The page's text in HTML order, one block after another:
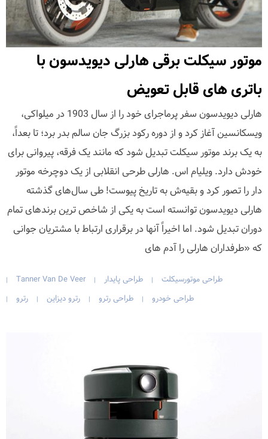
موتور سیکلت برقی هارلی دیویدسون با
باتری های قابل تعویض
هارلی دیویدسون سفر پرماجرای خود را از سال 1903 در میلواکی،
ویسکانسین آغاز کرد و از دوره رکود بزرگ جان سالم بدر برد؛ تا بعداً،
به یک برند موتور سیکلت تبدیل شود که مانند یک فرقه، پیروانی برای
خودش دارد. ویلیام اس. هارلی طرحی انقلابی از یک دوچرخه موتور
دار را تصور کرد و بقیه‌ش به تاریخ پیوست! طی سال‌های گذشته
هارلی دیویدسون توانسته است به یکی از شاخص ترین برند‌های تمام
دوران تبدیل شود. اما اخیراً آنها در برقراری ارتباط با مشتریان جوانی
که «طرفداران هارلی را آدم های
طراحی موتورسیکلت | طراحی پایدار |
Tanner Van De Veer
|
طراحی خودرو | طراحی رترو | رترو دیزاین | رترو |